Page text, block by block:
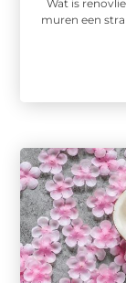
Wat is
muren een